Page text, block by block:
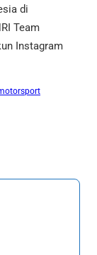
di
Team
Instagram